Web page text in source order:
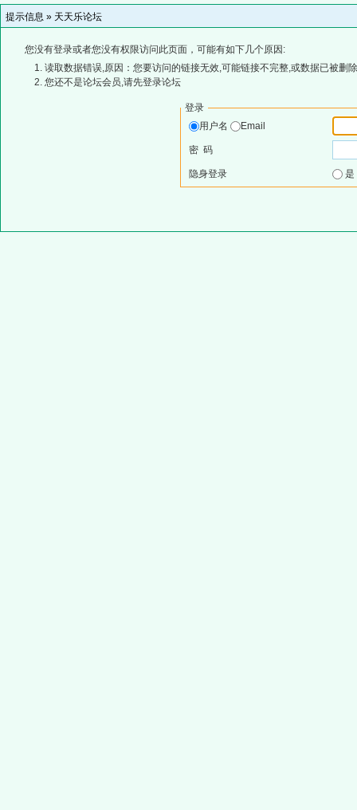
提示信息 » 天天乐论坛
您没有登录或者您没有权限访问此页面，可能有如下几个原因:
读取数据错误,原因：您要访问的链接无效,可能链接不完整,或数据已被删
您还不是论坛会员,请先登录论坛
登录
用户名
Email
密 码
隐身登录